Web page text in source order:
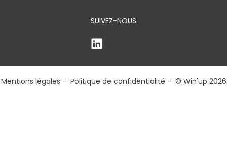
SUIVEZ-NOUS
Mentions légales - Politique de confidentialité - © Win'up 2026